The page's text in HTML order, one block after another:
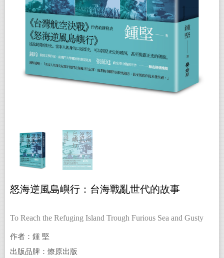
怒海逆風島嶼行：台海戰亂世代的故事
To Reach the Refuging Island Trough Furious Sea and Gusty
作者：鍾 堅
出版品牌：燎原出版